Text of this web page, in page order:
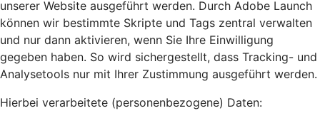
unserer Website ausgeführt werden. Durch Adobe Launch
können wir bestimmte Skripte und Tags zentral verwalten
und nur dann aktivieren, wenn Sie Ihre Einwilligung
gegeben haben. So wird sichergestellt, dass Tracking- und
Analysetools nur mit Ihrer Zustimmung ausgeführt werden.
Hierbei verarbeitete (personenbezogene) Daten: